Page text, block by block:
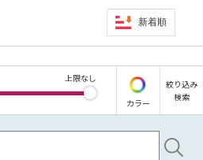
新着順
上限なし
カラー
絞り込み
検索